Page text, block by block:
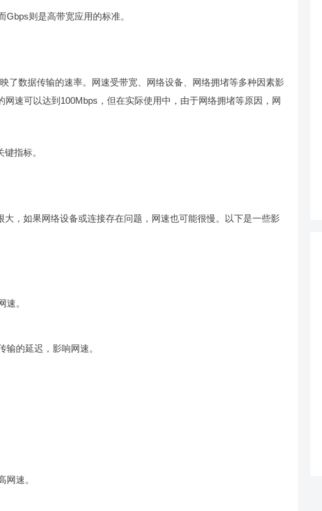
则是高带宽应用的标准。
了数据传输的速率。网速受带宽、网络设备、网络拥堵等多种因素影
速可以达到100Mbps，但在实际使用中，由于网络拥堵等原因，网
指标。
，如果网络设备或连接存在问题，网速也可能很慢。以下是一些影
速。
的延迟，影响网速。
速。